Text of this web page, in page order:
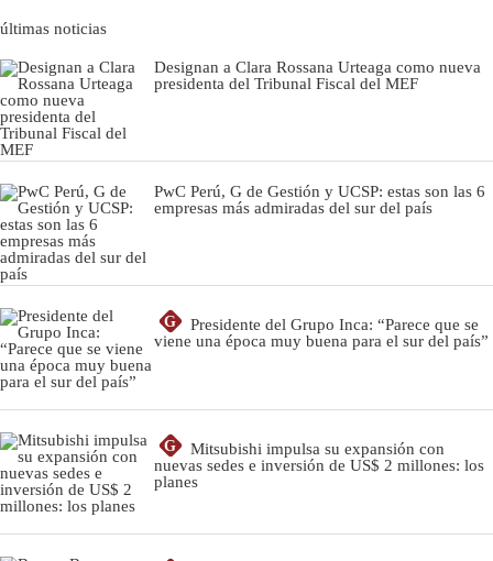
últimas noticias
Designan a Clara Rossana Urteaga como nueva
presidenta del Tribunal Fiscal del MEF
PwC Perú, G de Gestión y UCSP: estas son las 6
empresas más admiradas del sur del país
G
Presidente del Grupo Inca: “Parece que se
viene una época muy buena para el sur del país”
G
Mitsubishi impulsa su expansión con
nuevas sedes e inversión de US$ 2 millones: los
planes